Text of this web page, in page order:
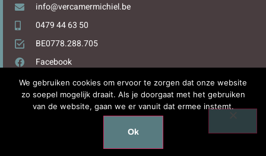
info@vercamermichiel.be
0479 44 63 50
BE0778.288.705
Facebook
Design byWPDesign.be
Copyright © 2025. All rights reserved.
We gebruiken cookies om ervoor te zorgen dat onze website
zo soepel mogelijk draait. Als je doorgaat met het gebruiken
van de website, gaan we er vanuit dat ermee instemt.
Ok